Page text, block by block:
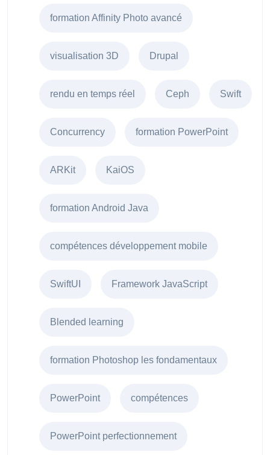
formation Affinity Photo avancé
visualisation 3D Drupal
rendu en temps réel Ceph Swift
Concurrency formation PowerPoint
ARKit KaiOS
formation Android Java
compétences développement mobile
SwiftUI Framework JavaScript
Blended learning
formation Photoshop les fondamentaux
PowerPoint compétences
PowerPoint perfectionnement